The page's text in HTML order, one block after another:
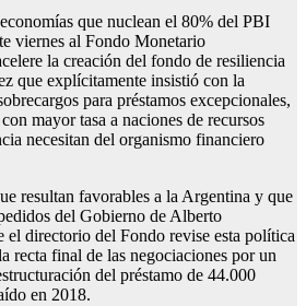
que nuclean el 80% del PBI
viernes al Fondo Monetario
la creación del fondo de resiliencia
que explícitamente insistió con la
para préstamos excepcionales,
mayor tasa a naciones de recursos
necesitan del organismo financiero
resultan favorables a la Argentina y que
del Gobierno de Alberto
el directorio del Fondo revise esta política
recta final de las negociaciones por un
del préstamo de 44.000
en 2018.